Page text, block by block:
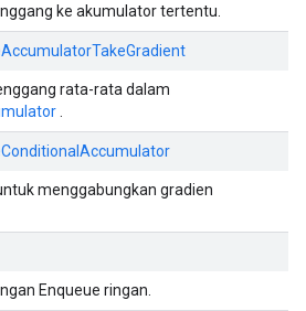
ke akumulator tertentu.
rata-rata dalam
menggabungkan gradien
Enqueue ringan.